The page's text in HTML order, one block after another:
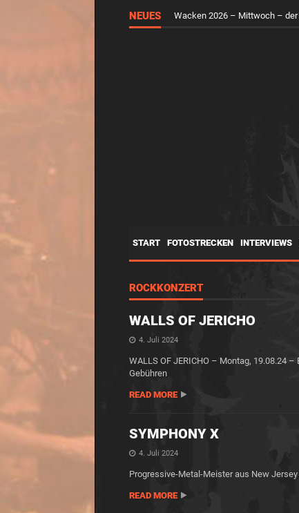
NEUES Wacken 2026 – Mittwoch –
START FOTOSTRECKEN INTERVIEWS
ROCKKONZERT
WALLS OF JERICHO
4. Juli 2024
WALLS OF JERICHO – Montag, 19.08.24
Gebühren
READ MORE
SYMPHONY X
4. Juli 2024
Progressive-Metal-Meister aus New Jersey
READ MORE